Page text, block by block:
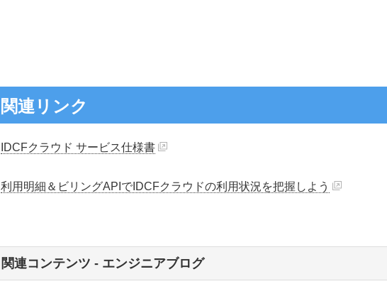
関連リンク
IDCFクラウド サービス仕様書
利用明細＆ビリングAPIでIDCFクラウドの利用状況を把握しよう
関連コンテンツ - エンジニアブログ